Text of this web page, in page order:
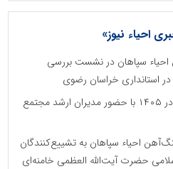
احیاء نیوز»
سپاهان در نشست بررسی
استانداری خراسان رضوی
بررسی چشم‌انداز اقتصاد ایران در ۱۴۰۵ با حضور مدیران ارشد مجتمع
احیاء سپاهان به تشییع‌کنندگان
حضرت آیت‌الله العظمی خامنه‌ای